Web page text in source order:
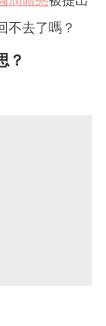
不去了嗎？
？